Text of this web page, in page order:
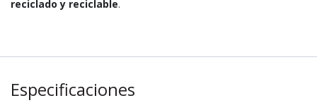
reciclado y reciclable.
Especificaciones